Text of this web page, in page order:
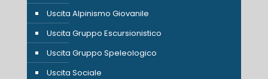
Uscita Alpinismo Giovanile
Uscita Gruppo Escursionistico
Uscita Gruppo Speleologico
Uscita Sociale